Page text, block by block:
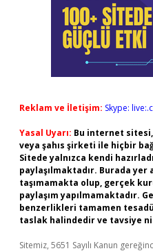
Reklam ve İletişim: Skype:
Yasal Uyarı: Bu internet
veya şahıs şirketi ile hiçbir
Sitede yalnızca kendi
paylaşılmaktadır. Burada
taşımamakta olup, gerçek
paylaşım yapılmamaktadır.
benzerlikleri tamamen
taslak halindedir ve tavsiye
Sitemiz, 5651 Sayılı Kanun